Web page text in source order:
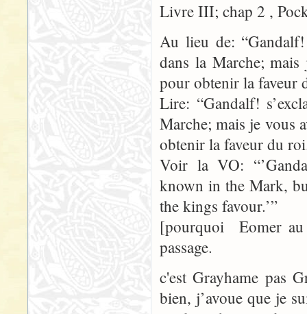
Livre III; chap 2 ,
Au lieu de:
dans la Marche; mais
pour obtenir la faveur
Lire: “Gandalf!
Marche; mais je vous
obtenir la faveur du
Voir la VO:
known in the Mark,
the kings favour.’”
[pourquoi Eomer
passage.
c'est Grayhame pas
bien, j’avoue que je